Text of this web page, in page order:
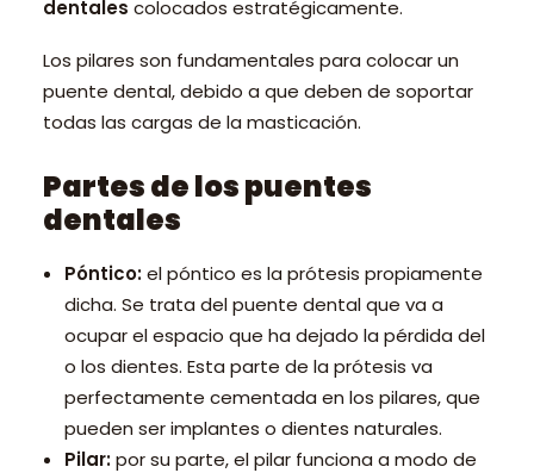
dentales colocados estratégicamente.
Los pilares son fundamentales para colocar un
puente dental, debido a que deben de soportar
todas las cargas de la masticación.
Partes de los puentes
dentales
Póntico:el póntico es la prótesis propiamente
dicha. Se trata del puente dental que va a
ocupar el espacio que ha dejado la pérdida del
o los dientes. Esta parte de la prótesis va
perfectamente cementada en los pilares, que
pueden ser implantes o dientes naturales.
Pilar:por su parte, el pilar funciona a modo de